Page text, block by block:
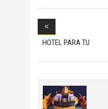
HOTEL PARA TU